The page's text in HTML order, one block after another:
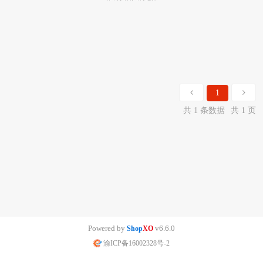
1
共 1 条数据
共 1 页
Powered by ShopXO v6.6.0
渝ICP备16002328号-2